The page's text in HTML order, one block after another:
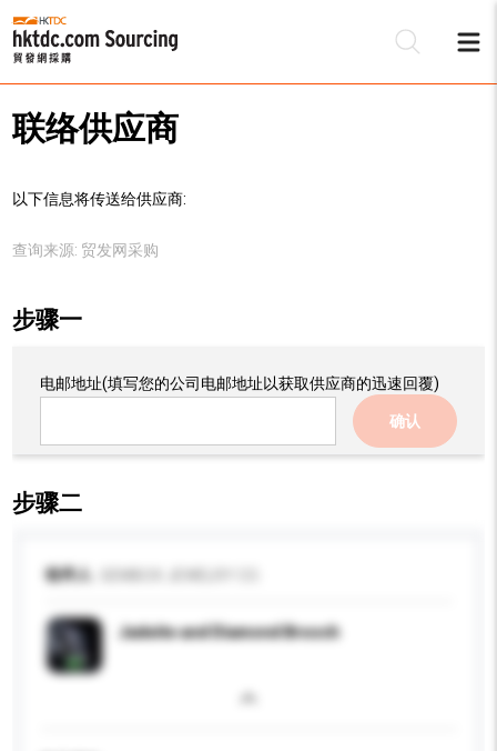
联络供应商
以下信息将传送给供应商:
查询来源: 贸发网采购
步骤一
电邮地址(填写您的公司电邮地址以获取供应商的迅速回覆)
确认
步骤二
收件人
Jadeite and Diamond Brooch